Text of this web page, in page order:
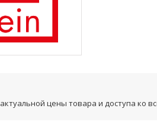
цены товара и доступа ко